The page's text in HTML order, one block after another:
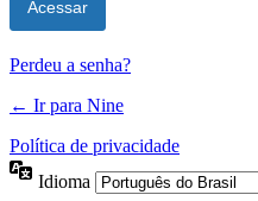
Perdeu a senha?
← Ir para Nine
Política de privacidade
Idioma